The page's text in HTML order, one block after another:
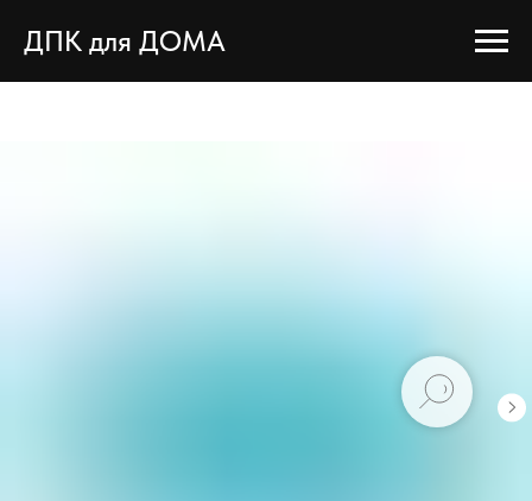
ДПК для ДОМА